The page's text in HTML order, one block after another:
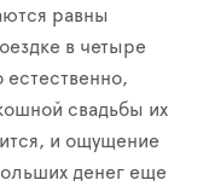
равны
в четыре
свадьбы их
и ощущение
денег еще